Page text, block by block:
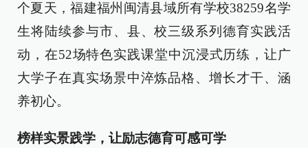
个夏天，福建福州闽清县域所有学校38259名学
生将陆续参与市、县、校三级系列德育实践活
动，在52场特色实践课堂中沉浸式历练，让广
大学子在真实场景中淬炼品格、增长才干、涵
养初心。
榜样实景践学，让励志德育可感可学